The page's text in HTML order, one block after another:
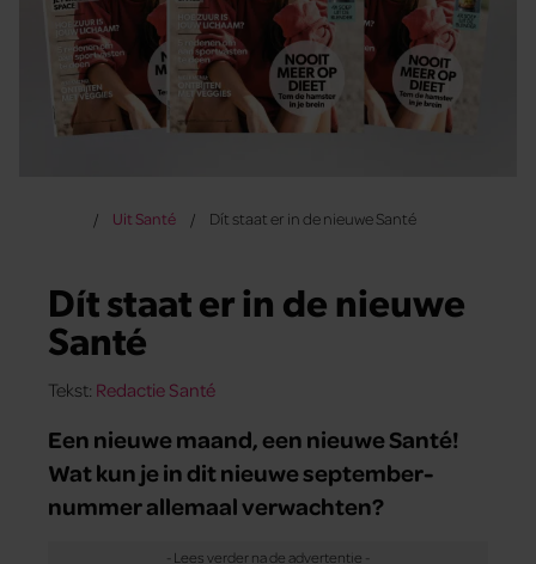
Uit Santé Dít staat er in de nieuwe Santé
Dít staat er in de nieuwe
Santé
Tekst: Redactie Santé
Een nieuwe maand, een nieuwe Santé!
Wat kun je in dit nieuwe september-
nummer allemaal verwachten?